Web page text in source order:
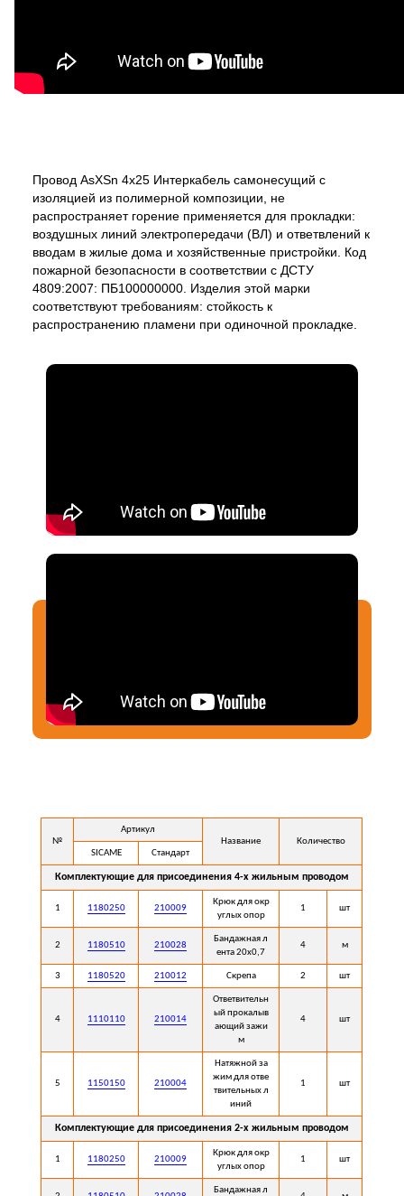
Провод AsXSn 4х25 Интеркабель самонесущий с
изоляцией из полимерной композиции, не
распространяет горение применяется для прокладки:
воздушных линий электропередачи (ВЛ) и ответвлений к
вводам в жилые дома и хозяйственные пристройки. Код
пожарной безопасности в соответствии с ДСТУ
4809:2007: ПБ100000000. Изделия этой марки
соответствуют требованиям: стойкость к
распространению пламени при одиночной прокладке.
№
Артикул
Название
Количество
SICAME
Стандарт
Комплектующие для присоединения 4-х жильным проводом
1 1180250 210009
Крюк для окр
углых опор
1 шт
2 1180510 210028
Бандажная л
ента 20х0,7
4 м
3 1180520 210012 Скрепа 2 шт
4 1110110 210014
Ответвительн
ый прокалыв
ающий зажи
м
4 шт
5 1150150 210004
Натяжной за
жим для отве
твительных л
иний
1 шт
Комплектующие для присоединения 2-х жильным проводом
1 1180250 210009
Крюк для окр
углых опор
1 шт
Бандажная л